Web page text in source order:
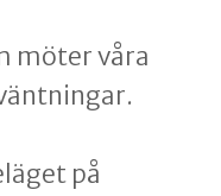
möter våra
på